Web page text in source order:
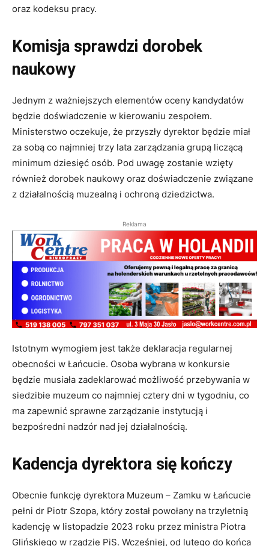
oraz kodeksu pracy.
Komisja sprawdzi dorobek
naukowy
Jednym z ważniejszych elementów oceny kandydatów
będzie doświadczenie w kierowaniu zespołem.
Ministerstwo oczekuje, że przyszły dyrektor będzie miał
za sobą co najmniej trzy lata zarządzania grupą liczącą
minimum dziesięć osób. Pod uwagę zostanie wzięty
również dorobek naukowy oraz doświadczenie związane
z działalnością muzealną i ochroną dziedzictwa.
Reklama
Istotnym wymogiem jest także deklaracja regularnej
obecności w Łańcucie. Osoba wybrana w konkursie
będzie musiała zadeklarować możliwość przebywania w
siedzibie muzeum co najmniej cztery dni w tygodniu, co
ma zapewnić sprawne zarządzanie instytucją i
bezpośredni nadzór nad jej działalnością.
Kadencja dyrektora się kończy
Obecnie funkcję dyrektora Muzeum – Zamku w Łańcucie
pełni dr Piotr Szopa, który został powołany na trzyletnią
kadencję w listopadzie 2023 roku przez ministra Piotra
Glińskiego w rządzie PiS. Wcześniej, od lutego do końca